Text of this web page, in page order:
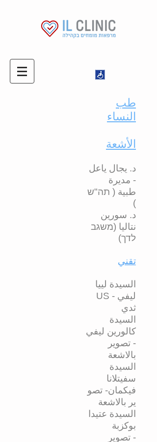
طب
النساء
الأشعة
د. يجال ياعل
- مديرة
طبية ( תה"ש
)
د. سورين
نتاليا (משגב
לדך)
تقني
السيدة لييا
ليفي - US
ثدي
السيدة
كالورين ليفي
- تصوير
بالاشعة
السيدة
سفيتلانا
فيكمان- تصو
ير بالاشعة
السيدة عتيدا
بوكزبة
- تصوير